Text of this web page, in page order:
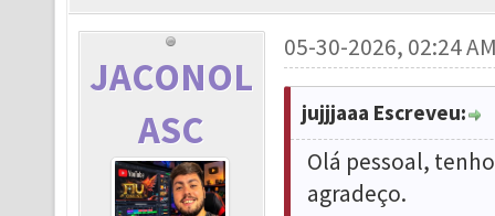
JACONOL
ASC
05-30-2026, 02:24
jujjjaaa Escreveu:
Olá pessoal,
agradeço.